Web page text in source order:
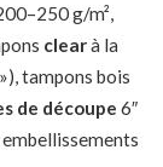
g/m²,
clearà la
tampons bois
de découpe 6″